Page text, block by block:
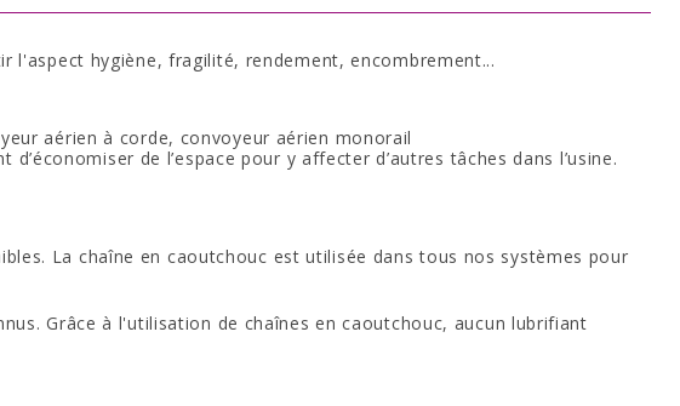
l'aspect hygiène, fragilité, rendement, encombrement...
aérien à corde, convoyeur aérien monorail
de l’espace pour y affecter d’autres tâches dans l’usine.
La chaîne en caoutchouc est utilisée dans tous nos systèmes pour
Grâce à l'utilisation de chaînes en caoutchouc, aucun lubrifiant